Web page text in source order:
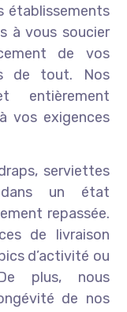
établissements
à vous soucier
de vos
de tout. Nos
entièrement
vos exigences
serviettes
un état
repassée.
de livraison
d’activité ou
plus, nous
de nos